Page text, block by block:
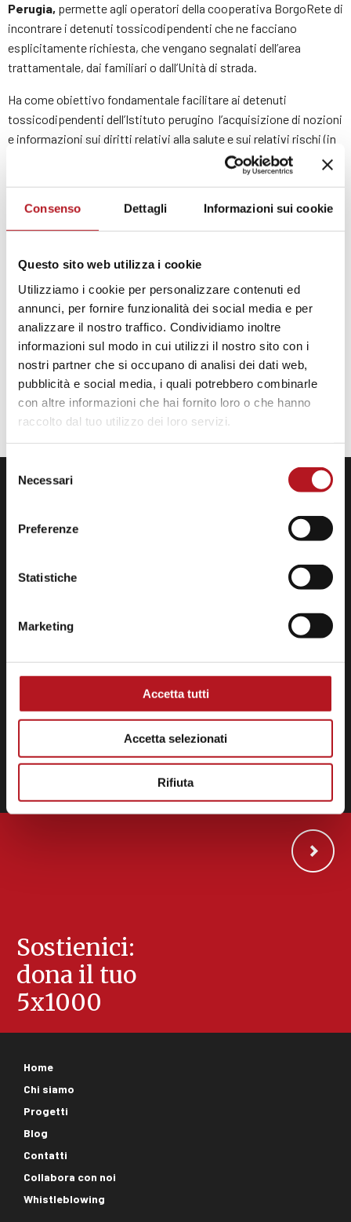
Consenso Dettagli Informazioni sui cookie
Questo sito web utilizza i cookie
Utilizziamo i cookie per personalizzare contenuti ed
annunci, per fornire funzionalità dei social media e per
analizzare il nostro traffico. Condividiamo inoltre
informazioni sul modo in cui utilizzi il nostro sito con i
nostri partner che si occupano di analisi dei dati web,
pubblicità e social media, i quali potrebbero combinarle
con altre informazioni che hai fornito loro o che hanno
raccolto dal tuo utilizzo dei loro servizi.
delNecessari
Preferenze
Statistiche
Marketing
Accetta tutti
Accetta selezionati
Rifiuta
Perugia, permette agli operatori della cooperativa BorgoRete di
incontrare i detenuti tossicodipendenti che ne facciano
esplicitamente richiesta, che vengano segnalati dell’area
trattamentale, dai familiari o dall’Unità di strada.
Ha come obiettivo fondamentale facilitare ai detenuti
tossicodipendenti dell’Istituto perugino l’acquisizione di nozioni
e informazioni sui diritti relativi alla salute e sui relativi rischi (in
primis la vulnerabilità verso il rischio di overdose all’uscita dal
carcere), da rinforzare grazie al lavoro di rete con gli altri Servizi
Il servizio si sostanzia in colloqui individuali che avvengono in
incontri nelle settimane successive.
Contatti
Tel340 4976931(lun-sab, h 9-14)
Coordinatrice
Catina Bufo
Tel075 5997905
Via F.lli Cairoli 24, 06125 - Perugia
Tel. 075 5997905
Fax. 075 5997325
comunicazione@borgorete.it
borgorete@legalmail.it
P. Iva 00589560549
Copyright © 2021 - Borgorete
Sostienici:
dona il tuo
5x1000
Footer
corporate
Home
Chi siamo
Progetti
Blog
Contatti
Collabora con noi
Whistleblowing